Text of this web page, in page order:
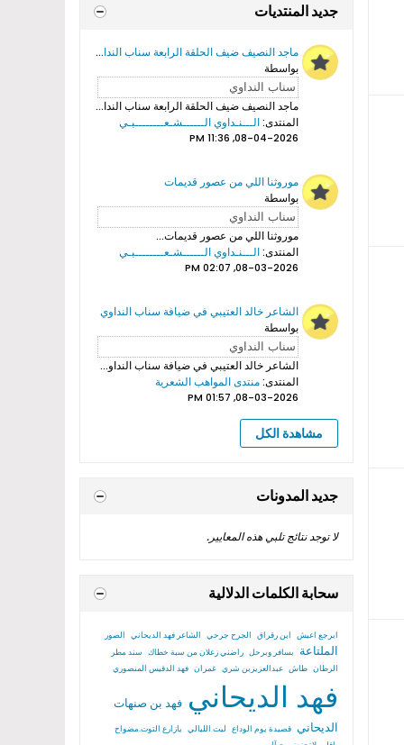
جديد المنتديات
ماجد النصيف ضيف الحلقة الرابعة سناب النداوي
بواسطة
ماجد النصيف ضيف الحلقة الرابعة سناب النداوي...
المنتدى:الـــنـداوي الــــــشـعــــــــبـي
08-04-2026, 11:36 PM
موروثنا اللي من عصور قديمات
بواسطة
موروثنا اللي من عصور قديمات...
المنتدى:الـــنـداوي الــــــشـعــــــــبـي
08-03-2026, 02:07 PM
الشاعر خالد العتيبي في ضيافة سناب النداوي
بواسطة
الشاعر خالد العتيبي في ضيافة سناب النداوي بروموهات فيديوهات...
المنتدى:منتدى المواهب الشعرية
08-03-2026, 01:57 PM
مشاهدة الكل
جديد المدونات
لا توجد نتائج تلبي هذه المعايير.
سحابة الكلمات الدلالية
ابرجع اعيش ابن رقراق الجرح جرحي الشاعر فهد الديحاني الصور
الملتاعة بسافر وبرحل راضني زعلان من سبة خطاك سند مطر
الرطان طاش عبدالعزيزبن شري غمران فهد الدقيس المنصوري
فهد الديحاني فهد بن صنهات
الديحاني قصيدة يوم الوداع ليت الليالي يازارع التوت.مضواح